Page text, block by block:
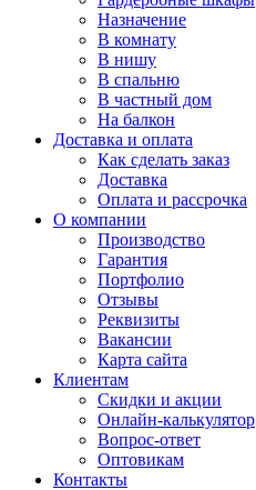
Назначение
В комнату
В нишу
В спальню
В частный дом
На балкон
Доставка и оплата
Как сделать заказ
Доставка
Оплата и рассрочка
О компании
Производство
Гарантия
Портфолио
Отзывы
Реквизиты
Вакансии
Карта сайта
Клиентам
Скидки и акции
Онлайн-калькулятор
Вопрос-ответ
Оптовикам
Контакты